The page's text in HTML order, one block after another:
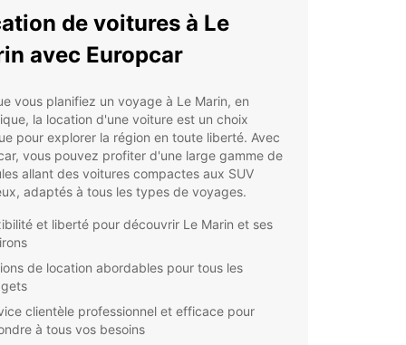
de voitures à Le
avec Europcar
vous planifiez un voyage à Le Marin, en
la location d'une voiture est un choix
pour explorer la région en toute liberté. Avec
vous pouvez profiter d'une large gamme de
allant des voitures compactes aux SUV
adaptés à tous les types de voyages.
et liberté pour découvrir Le Marin et ses
de location abordables pour tous les
clientèle professionnel et efficace pour
à tous vos besoins